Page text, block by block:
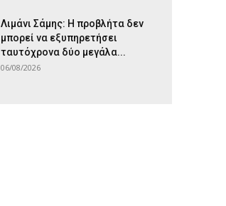
Λιμάνι Σάμης: Η προβλήτα δεν
μπορεί να εξυπηρετήσει
ταυτόχρονα δύο μεγάλα...
06/08/2026